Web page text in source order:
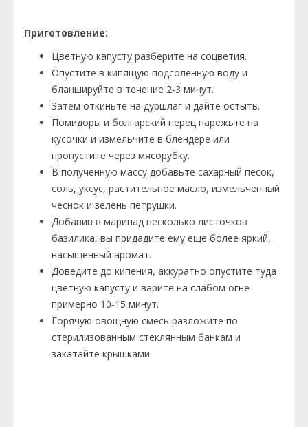
Приготовление:
Цветную капусту разберите на соцветия.
Опустите в кипящую подсоленную воду и
бланшируйте в течение 2-3 минут.
Затем откиньте на дуршлаг и дайте остыть.
Помидоры и болгарский перец нарежьте на
кусочки и измельчите в блендере или
пропустите через мясорубку.
В полученную массу добавьте сахарный песок,
соль, уксус, растительное масло, измельченный
чеснок и зелень петрушки.
Добавив в маринад несколько листочков
базилика, вы придадите ему еще более яркий,
насыщенный аромат.
Доведите до кипения, аккуратно опустите туда
цветную капусту и варите на слабом огне
примерно 10-15 минут.
Горячую овощную смесь разложите по
стерилизованным стеклянным банкам и
закатайте крышками.